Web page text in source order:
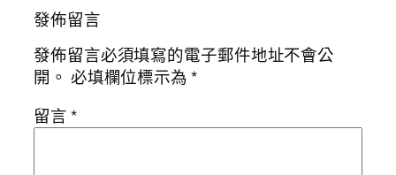
發佈留言
發佈留言必須填寫的電子郵件地址不會公
開。 必填欄位標示為*
留言*